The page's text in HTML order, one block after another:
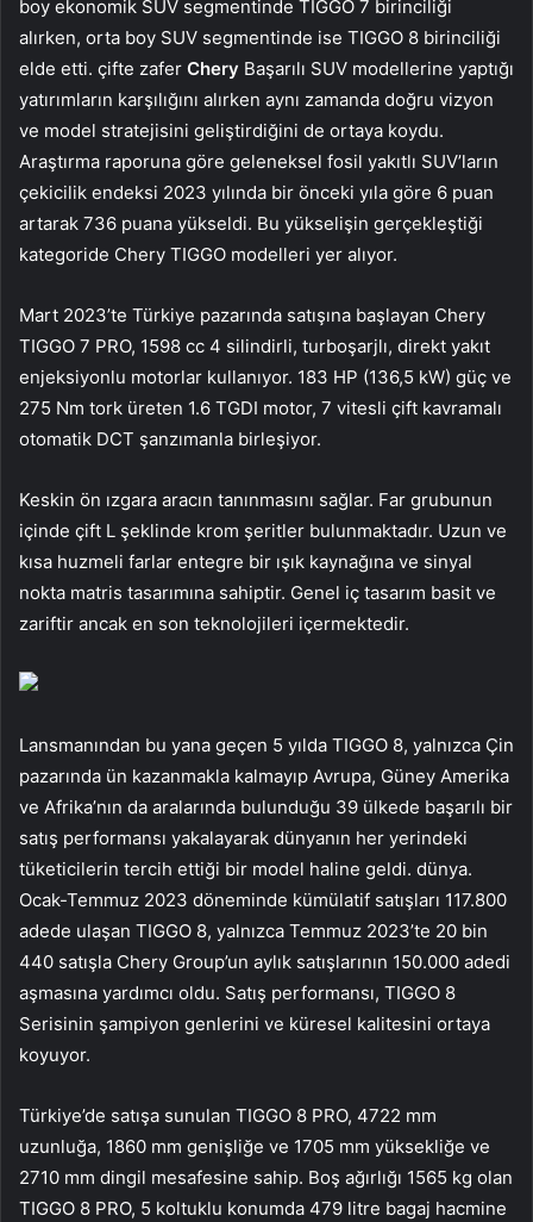
boy ekonomik SUV segmentinde TIGGO 7 birinciliği
alırken, orta boy SUV segmentinde ise TIGGO 8 birinciliği
elde etti. çifte zafer Chery Başarılı SUV modellerine yaptığı
yatırımların karşılığını alırken aynı zamanda doğru vizyon
ve model stratejisini geliştirdiğini de ortaya koydu.
Araştırma raporuna göre geleneksel fosil yakıtlı SUV’ların
çekicilik endeksi 2023 yılında bir önceki yıla göre 6 puan
artarak 736 puana yükseldi. Bu yükselişin gerçekleştiği
kategoride Chery TIGGO modelleri yer alıyor.
Mart 2023’te Türkiye pazarında satışına başlayan Chery
TIGGO 7 PRO, 1598 cc 4 silindirli, turboşarjlı, direkt yakıt
enjeksiyonlu motorlar kullanıyor. 183 HP (136,5 kW) güç ve
275 Nm tork üreten 1.6 TGDI motor, 7 vitesli çift kavramalı
otomatik DCT şanzımanla birleşiyor.
Keskin ön ızgara aracın tanınmasını sağlar. Far grubunun
içinde çift L şeklinde krom şeritler bulunmaktadır. Uzun ve
kısa huzmeli farlar entegre bir ışık kaynağına ve sinyal
nokta matris tasarımına sahiptir. Genel iç tasarım basit ve
zariftir ancak en son teknolojileri içermektedir.
Lansmanından bu yana geçen 5 yılda TIGGO 8, yalnızca Çin
pazarında ün kazanmakla kalmayıp Avrupa, Güney Amerika
ve Afrika’nın da aralarında bulunduğu 39 ülkede başarılı bir
satış performansı yakalayarak dünyanın her yerindeki
tüketicilerin tercih ettiği bir model haline geldi. dünya.
Ocak-Temmuz 2023 döneminde kümülatif satışları 117.800
adede ulaşan TIGGO 8, yalnızca Temmuz 2023’te 20 bin
440 satışla Chery Group’un aylık satışlarının 150.000 adedi
aşmasına yardımcı oldu. Satış performansı, TIGGO 8
Serisinin şampiyon genlerini ve küresel kalitesini ortaya
koyuyor.
Türkiye’de satışa sunulan TIGGO 8 PRO, 4722 mm
uzunluğa, 1860 mm genişliğe ve 1705 mm yüksekliğe ve
2710 mm dingil mesafesine sahip. Boş ağırlığı 1565 kg olan
TIGGO 8 PRO, 5 koltuklu konumda 479 litre bagaj hacmine